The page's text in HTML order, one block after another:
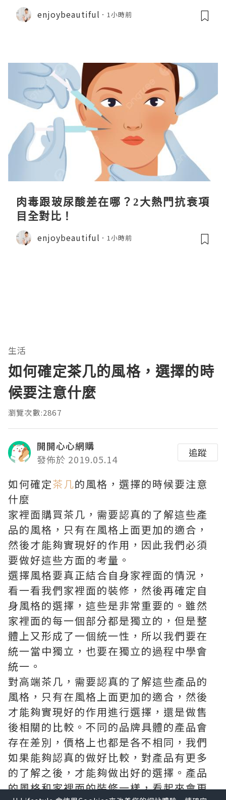
enjoybeautiful 1小時前
肉毒跟玻尿酸差在哪？2大熱門抗衰項
目全對比！
enjoybeautiful 1小時前
生活
如何確定茶几的風格，選擇的時
候要注意什麼
瀏覽次數:2867
開開心心網購
發佈於 2019.05.14
追蹤
如何確定茶几的風格，選擇的時候要注意
什麼
家裡面購買茶几，需要認真的了解這些產
品的風格，只有在風格上面更加的適合，
然後才能夠實現好的作用，因此我們必須
要做好這些方面的考量。
選擇風格要真正結合自身家裡面的情況，
看一看我們家裡面的裝修，然後再確定自
身風格的選擇，這些是非常重要的。雖然
家裡面的每一個部分都是獨立的，但是整
體上又形成了一個統一性，所以我們要在
統一當中獨立，也要在獨立的過程中學會
統一。
對高端茶几，需要認真的了解這些產品的
風格，只有在風格上面更加的適合，然後
才能夠實現好的作用進行選擇，還是做售
後相關的比較。不同的品牌具體的產品會
存在差別，價格上也都是各不相同，我們
如果能夠認真的做好比較，對產品有更多
的了解之後，才能夠做出好的選擇。產品
的風格和家裡面的裝修一樣，看起來會更